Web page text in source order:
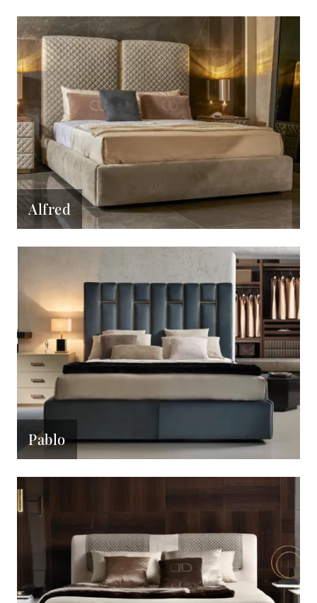
Alfred
Pablo